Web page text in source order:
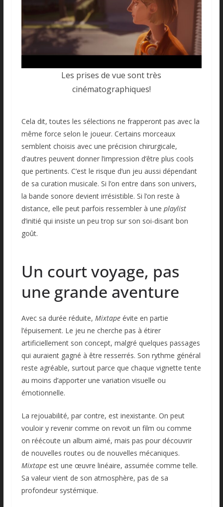
Les prises de vue sont très
cinématographiques!
Cela dit, toutes les sélections ne frapperont pas avec la
même force selon le joueur. Certains morceaux
semblent choisis avec une précision chirurgicale,
d’autres peuvent donner l’impression d’être plus cools
que pertinents. C’est le risque d’un jeu aussi dépendant
de sa curation musicale. Si l’on entre dans son univers,
la bande sonore devient irrésistible. Si l’on reste à
distance, elle peut parfois ressembler à une playlist
d’initié qui insiste un peu trop sur son soi-disant bon
goût.
Un court voyage, pas
une grande aventure
Avec sa durée réduite, Mixtapeévite en partie
l’épuisement. Le jeu ne cherche pas à étirer
artificiellement son concept, malgré quelques passages
qui auraient gagné à être resserrés. Son rythme général
reste agréable, surtout parce que chaque vignette tente
au moins d’apporter une variation visuelle ou
émotionnelle.
La rejouabilité, par contre, est inexistante. On peut
vouloir y revenir comme on revoit un film ou comme
on réécoute un album aimé, mais pas pour découvrir
de nouvelles routes ou de nouvelles mécaniques.
Mixtapeest une œuvre linéaire, assumée comme telle.
Sa valeur vient de son atmosphère, pas de sa
profondeur systémique.